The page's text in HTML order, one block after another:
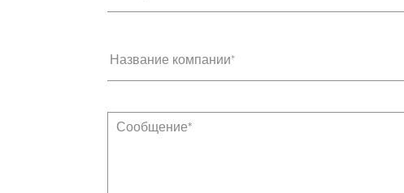
Название компании*